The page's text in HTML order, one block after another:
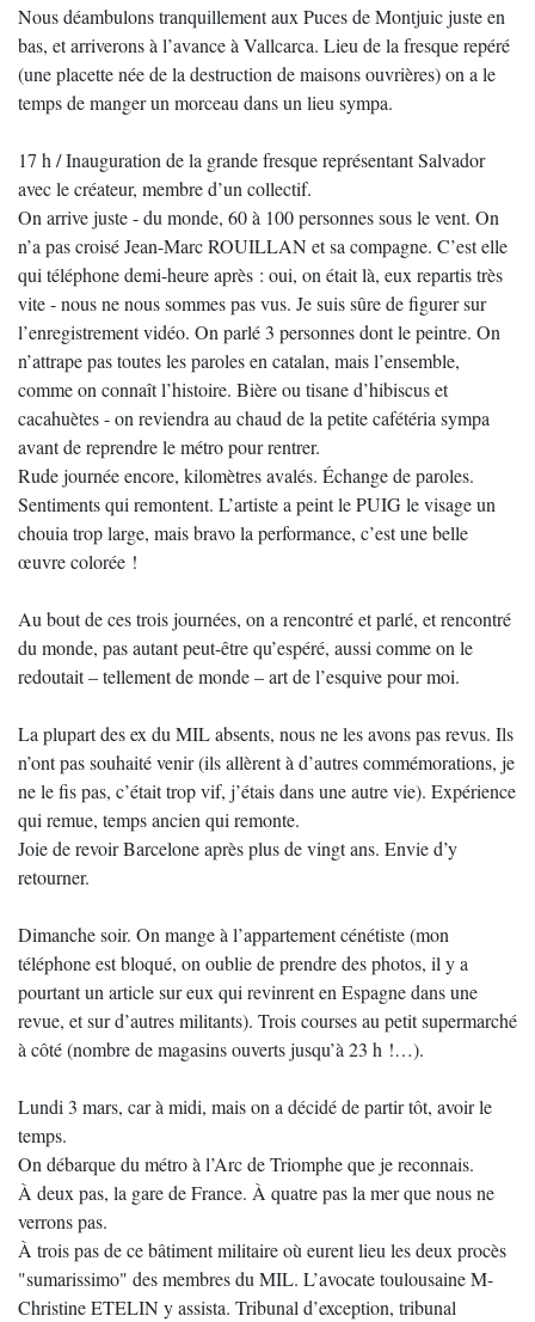
Nous déambulons tranquillement aux Puces de Montjuic juste en
bas, et arriverons à l’avance à Vallcarca. Lieu de la fresque repéré
(une placette née de la destruction de maisons ouvrières) on a le
temps de manger un morceau dans un lieu sympa.
17 h / Inauguration de la grande fresque représentant Salvador
avec le créateur, membre d’un collectif.
On arrive juste - du monde, 60 à 100 personnes sous le vent. On
n’a pas croisé Jean-Marc ROUILLAN et sa compagne. C’est elle
qui téléphone demi-heure après : oui, on était là, eux repartis très
vite - nous ne nous sommes pas vus. Je suis sûre de figurer sur
l’enregistrement vidéo. On parlé 3 personnes dont le peintre. On
n’attrape pas toutes les paroles en catalan, mais l’ensemble,
comme on connaît l’histoire. Bière ou tisane d’hibiscus et
cacahuètes - on reviendra au chaud de la petite cafétéria sympa
avant de reprendre le métro pour rentrer.
Rude journée encore, kilomètres avalés. Échange de paroles.
Sentiments qui remontent. L’artiste a peint le PUIG le visage un
chouia trop large, mais bravo la performance, c’est une belle
œuvre colorée !
Au bout de ces trois journées, on a rencontré et parlé, et rencontré
du monde, pas autant peut-être qu’espéré, aussi comme on le
redoutait – tellement de monde – art de l’esquive pour moi.
La plupart des ex du MIL absents, nous ne les avons pas revus. Ils
n’ont pas souhaité venir (ils allèrent à d’autres commémorations, je
ne le fis pas, c’était trop vif, j’étais dans une autre vie). Expérience
qui remue, temps ancien qui remonte.
Joie de revoir Barcelone après plus de vingt ans. Envie d’y
retourner.
Dimanche soir. On mange à l’appartement cénétiste (mon
téléphone est bloqué, on oublie de prendre des photos, il y a
pourtant un article sur eux qui revinrent en Espagne dans une
revue, et sur d’autres militants). Trois courses au petit supermarché
à côté (nombre de magasins ouverts jusqu’à 23 h !…).
Lundi 3 mars, car à midi, mais on a décidé de partir tôt, avoir le
temps.
On débarque du métro à l’Arc de Triomphe que je reconnais.
À deux pas, la gare de France. À quatre pas la mer que nous ne
verrons pas.
À trois pas de ce bâtiment militaire où eurent lieu les deux procès
"sumarissimo" des membres du MIL. L’avocate toulousaine M-
Christine ETELIN y assista. Tribunal d’exception, tribunal